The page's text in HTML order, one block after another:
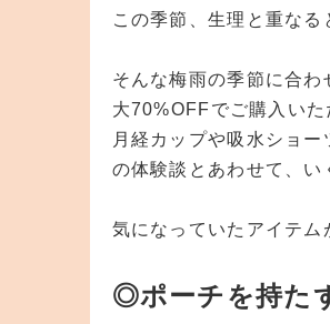
この季節、生理と重な
そんな梅雨の季節に合
大70%OFFでご購入いた
月経カップや吸水ショ
の体験談とあわせて、い
気になっていたアイテム
◎ポーチを持た